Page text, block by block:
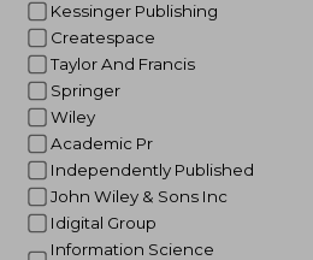
Kessinger Publishing
Createspace
Taylor And Francis
Springer
Wiley
Academic Pr
Independently Published
John Wiley & Sons Inc
Idigital Group
Information Science